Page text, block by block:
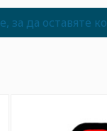
за да оставяте